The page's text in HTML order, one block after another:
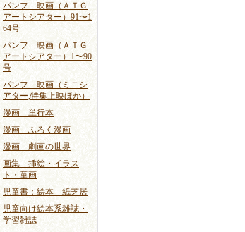
パンフ 映画（ＡＴＧ
アートシアター）91〜1
64号
パンフ 映画（ＡＴＧ
アートシアター）1〜90
号
パンフ 映画（ミニシ
アター,特集上映ほか）
漫画 単行本
漫画 ふろく漫画
漫画 劇画の世界
画集 挿絵・イラス
ト・童画
児童書：絵本 紙芝居
児童向け絵本系雑誌・
学習雑誌